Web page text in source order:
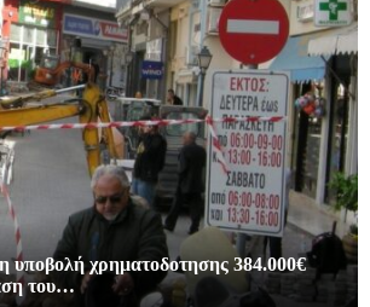
χρηματοδοτησης 384.000€
του…